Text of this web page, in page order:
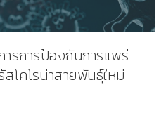
รการป้องกันการแพร่
สโคโรน่าสายพันธุ์ใหม่